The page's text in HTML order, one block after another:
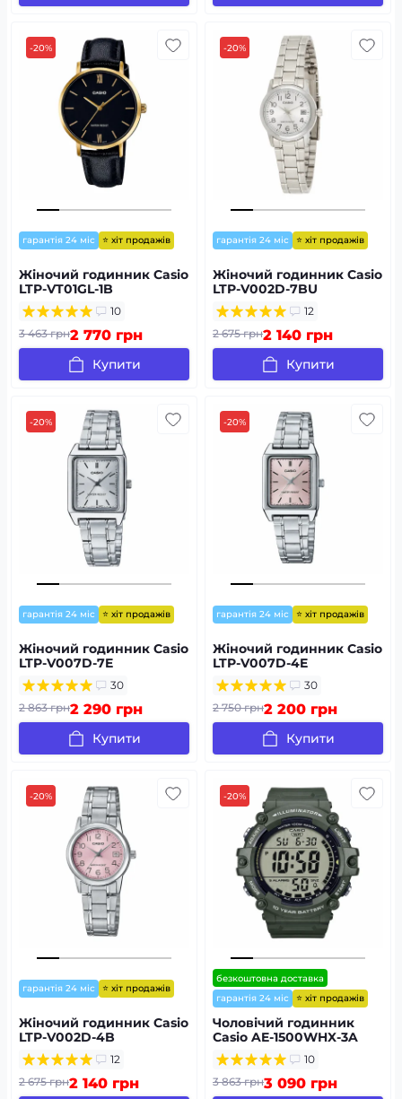
-20%
гарантія 24 міс ⭐ хіт продажів
Жіночий годинник Casio
LTP-VT01GL-1B
10
3 463 грн2 770 грн
Купити
-20%
гарантія 24 міс ⭐ хіт продажів
Жіночий годинник Casio
LTP-V002D-7BU
12
2 675 грн2 140 грн
Купити
-20%
гарантія 24 міс ⭐ хіт продажів
Жіночий годинник Casio
LTP-V007D-7E
30
2 863 грн2 290 грн
Купити
-20%
гарантія 24 міс ⭐ хіт продажів
Жіночий годинник Casio
LTP-V007D-4E
30
2 750 грн2 200 грн
Купити
-20%
гарантія 24 міс ⭐ хіт продажів
Жіночий годинник Casio
LTP-V002D-4B
12
2 675 грн2 140 грн
-20%
безкоштовна доставка
гарантія 24 міс
⭐ хіт продажів
Чоловічий годинник
Casio AE-1500WHX-3A
10
3 863 грн3 090 грн